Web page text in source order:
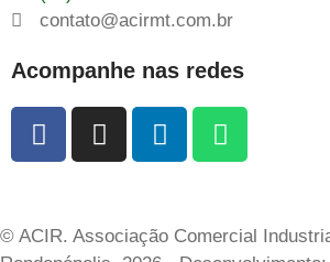
contato@acirmt.com.br
Acompanhe nas redes
© ACIR. Associação Comercial